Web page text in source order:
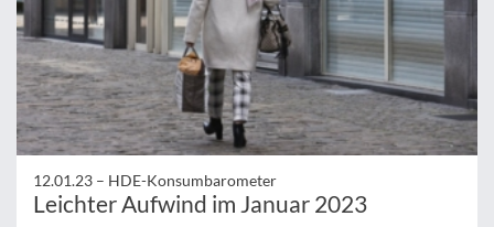
12.01.23 – HDE-Konsumbarometer
Leichter Aufwind im Januar 2023